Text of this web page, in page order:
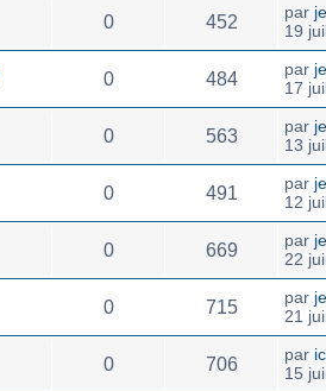
0 452 par
19
0 484 par
17
0 563 par
13
0 491 par
12
0 669 par
22
0 715 par
21
0 706 par
15